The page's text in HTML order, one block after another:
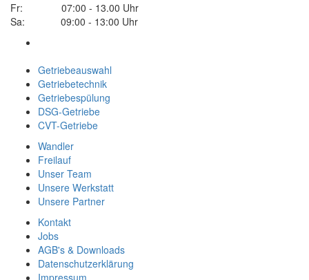
Fr: 07:00 - 13.00 Uhr
Sa: 09:00 - 13:00 Uhr
Getriebeauswahl
Getriebetechnik
Getriebespülung
DSG-Getriebe
CVT-Getriebe
Wandler
Freilauf
Unser Team
Unsere Werkstatt
Unsere Partner
Kontakt
Jobs
AGB's & Downloads
Datenschutzerklärung